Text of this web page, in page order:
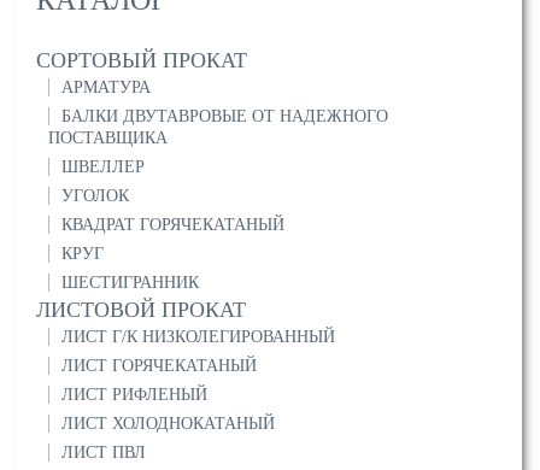
СОРТОВЫЙ ПРОКАТ
АРМАТУРА
БАЛКИ ДВУТАВРОВЫЕ ОТ НАДЕЖНОГО
ПОСТАВЩИКА
ШВЕЛЛЕР
УГОЛОК
КВАДРАТ ГОРЯЧЕКАТАНЫЙ
КРУГ
ШЕСТИГРАННИК
ЛИСТОВОЙ ПРОКАТ
ЛИСТ Г/К НИЗКОЛЕГИРОВАННЫЙ
ЛИСТ ГОРЯЧЕКАТАНЫЙ
ЛИСТ РИФЛЕНЫЙ
ЛИСТ ХОЛОДНОКАТАНЫЙ
ЛИСТ ПВЛ